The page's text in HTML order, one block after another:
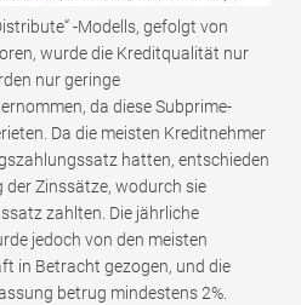
-Modells, gefolgt von
wurde die Kreditqualität nur
nur geringe
da diese Subprime-
Da die meisten Kreditnehmer
hatten, entschieden
der Zinssätze, wodurch sie
zahlten. Die jährliche
jedoch von den meisten
in Betracht gezogen, und die
betrug mindestens 2%.